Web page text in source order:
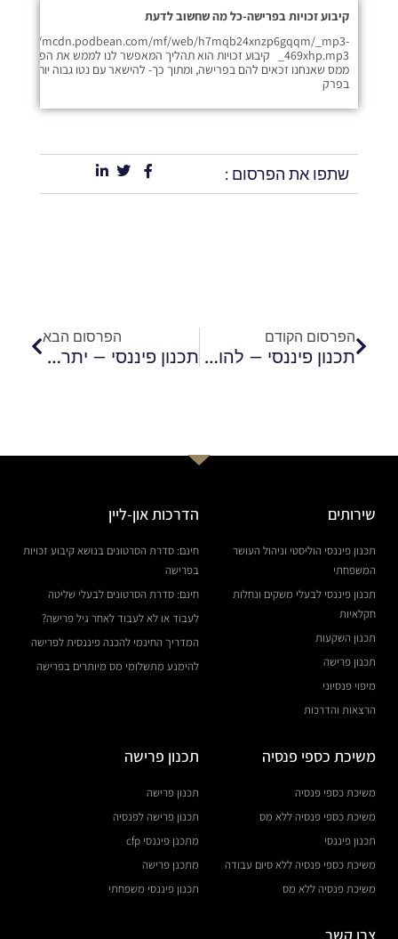
קיבוע זכויות בפרישה-כל מה שחשוב לדעת
https://mcdn.podbean.com/mf/web/h7mqb24xnzp6gqqm/_mp3-
_469xhp.mp3 קיבוע זכויות הוא תהליך המאפשר לנו לממש את הפטורים
ממס שאנחנו זכאים להם בפרישה, ומתוך כך- להישאר עם נטו גבוה יותר ביד.
בפרק
שתפו את הפרסום :
הפרסום הקודם
תכנון פיננסי – להוציא מהכסף שלכם הרבה יותר
הפרסום הבא
תכנון פיננסי – יתרונות התהליך
שירותים
תכנון פיננסי הוליסטי וניהול העושר
המשפחתי
תכנון פיננסי לבעלי משקים ונחלות
חקלאיות
תכנון השקעות
תכנון פרישה
מיפוי פנסיוני
הרצאות והדרכות
הדרכות און-ליין
חינם: סדרת הסרטונים בנושא קיבוע זכויות
בפרישה
חינם: סדרת הסרטונים לבעלי שליטה
לעבוד או לא לעבוד לאחר גיל פרישה?
המדריך החינמי להכנה פיננסית לפרישה
להימנע מתשלומי מס מיותרים בפרישה
משיכת כספי פנסיה
משיכת כספי פנסיה
משיכת כספי פנסיה ללא מס
תכנון פיננסי
משיכת כספי פנסיה ללא סיום עבודה
משיכת פנסיה ללא מס
תכנון פרישה
תכנון פרישה
תכנון פרישה לפנסיה
מתכנן פיננסי cfp
מתכנן פרישה
תכנון פיננסי משפחתי